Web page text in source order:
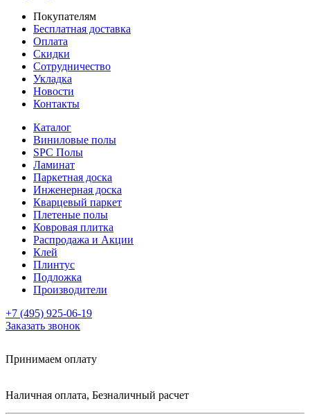
Покупателям
Бесплатная доставка
Оплата
Скидки
Сотрудничество
Укладка
Новости
Контакты
Каталог
Виниловые полы
SPC Полы
Ламинат
Паркетная доска
Инженерная доска
Кварцевый паркет
Плетеные полы
Ковровая плитка
Распродажа и Акции
Клей
Плинтус
Подложка
Производители
+7 (495) 925-06-19
Заказать звонок
Принимаем оплату
Наличная оплата, Безналичный расчет